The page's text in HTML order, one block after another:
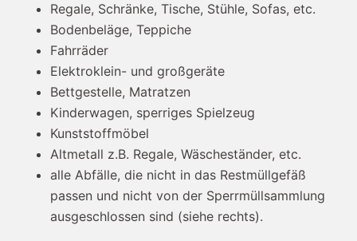
Regale, Schränke, Tische, Stühle, Sofas, etc.
Bodenbeläge, Teppiche
Fahrräder
Elektroklein- und großgeräte
Bettgestelle, Matratzen
Kinderwagen, sperriges Spielzeug
Kunststoffmöbel
Altmetall z.B. Regale, Wäscheständer, etc.
alle Abfälle, die nicht in das Restmüllgefäß
passen und nicht von der Sperrmüllsammlung
ausgeschlossen sind (siehe rechts).